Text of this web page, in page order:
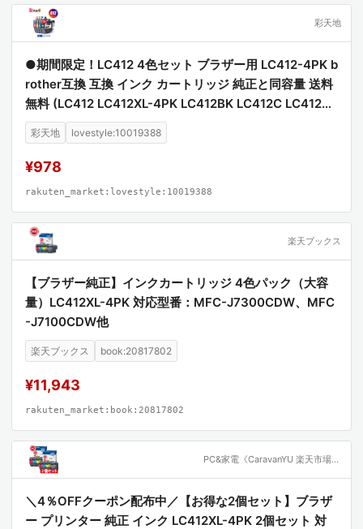
彩天地
●期間限定！LC412 4色セット ブラザー用 LC412-4PK b
rother互換 互換 インク カートリッジ 純正と同容量 送料
無料 (LC412 LC412XL-4PK LC412BK LC412C LC412M
LC412Y LC412XLBK LC412XLC LC412XLM LC412XLY
MFC-J7100CDW MFC-J7300CDW)
彩天地 lovestyle:10019388
¥978
rakuten_market:lovestyle:10019388
楽天ブックス
【ブラザー純正】インクカートリッジ 4色パック（大容
量）LC412XL-4PK 対応型番：MFC-J7300CDW、MFC
-J7100CDW他
楽天ブックス book:20817802
¥11,943
rakuten_market:book:20817802
PC&家電《CaravanYU 楽天市場店》
＼4％OFFクーポン配布中／【お得な2個セット】ブラザ
ー プリンター 純正 インク LC412XL-4PK 2個セット 対